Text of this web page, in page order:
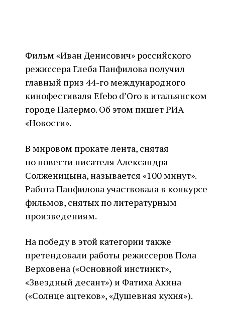
Фильм «Иван Денисович» российского
режиссера Глеба Панфилова получил
главный приз 44-го международного
кинофестиваля Efebo d’Oro в итальянском
городе Палермо. Об этом пишет РИА
«Новости».
В мировом прокате лента, снятая
по повести писателя Александра
Солженицына, называется «100 минут».
Работа Панфилова участвовала в конкурсе
фильмов, снятых по литературным
произведениям.
На победу в этой категории также
претендовали работы режиссеров Пола
Верховена («Основной инстинкт»,
«Звездный десант») и Фатиха Акина
(«Солнце ацтеков», «Душевная кухня»).